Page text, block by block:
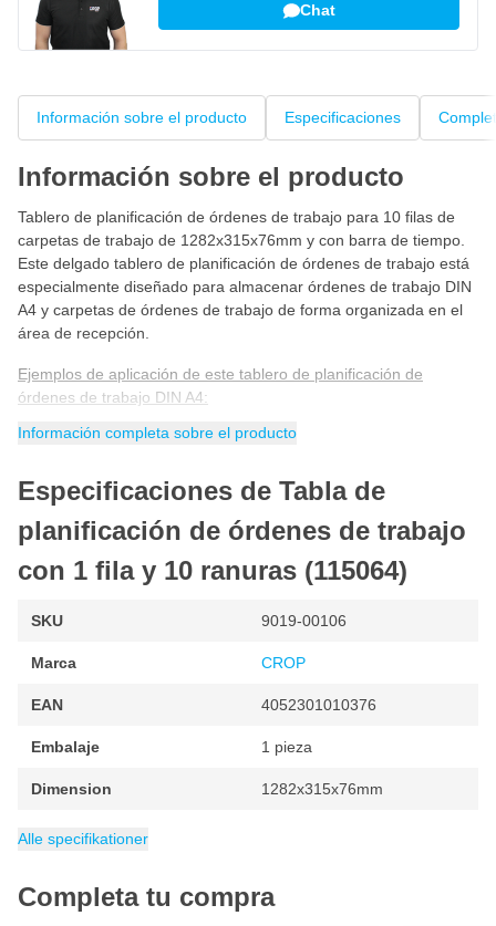
Chat
Información sobre el producto Especificaciones
Información sobre el producto
Tablero de planificación de órdenes de trabajo para 10 filas de
carpetas de trabajo de 1282x315x76mm y con barra de tiempo.
Este delgado tablero de planificación de órdenes de trabajo está
especialmente diseñado para almacenar órdenes de trabajo DIN
A4 y carpetas de órdenes de trabajo de forma organizada en el
área de recepción.
Ejemplos de aplicación de este tablero de planificación de
órdenes de trabajo DIN A4:
Columna en la que están listas las órdenes de trabajo,
por la mañana, todos los documentos están inmediatamente
Columna que contiene las órdenes de trabajo que pueden
enviarse al taller.
que pueden facturarse.
Columna con las órdenes de trabajo facturadas.
En resumen, se acabaron los archivos de órdenes de trabajo en
pueden encontrar de forma rápida y clara. Su ventaja: ahorro de
Información completa sobre el producto
Especificaciones de Tabla de
planificación de órdenes de trabajo
con 1 fila y 10 ranuras (115064)
SKU 9019-00106
Marca CROP
EAN 4052301010376
Embalaje 1 pieza
Dimension 1282x315x76mm
Número de filas
Anchura
Altura 1282 mm
Categoría
Alle specifikationer
Completa tu compra